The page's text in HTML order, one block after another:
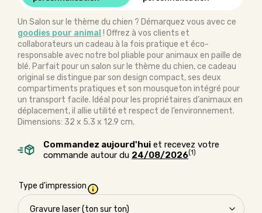
Un Salon sur le thème du chien ? Démarquez vous avec ce
goodies pour animal ! Offrez à vos clients et
collaborateurs un cadeau à la fois pratique et éco-
responsable avec notre bol pliable pour animaux en paille de
blé. Parfait pour un salon sur le thème du chien, ce cadeau
original se distingue par son design compact, ses deux
compartiments pratiques et son mousqueton intégré pour
un transport facile. Idéal pour les propriétaires d’animaux en
déplacement, il allie utilité et respect de l’environnement.
Dimensions: 32 x 5.3 x 12.9 cm.
Commandez aujourd'hui et recevez votre
commande autour du 24/08/2026(1)
Type d'impression